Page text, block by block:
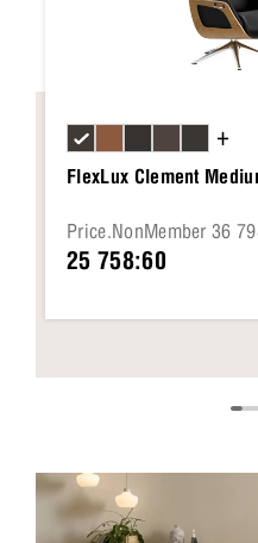
FlexLux Clement
Price.NonMember 36
25 758:60
+